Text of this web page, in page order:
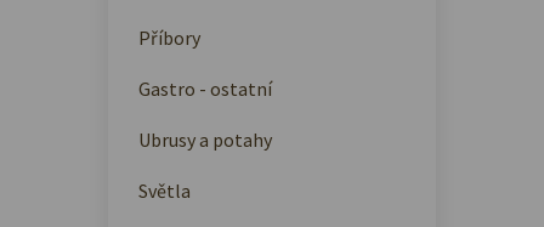
Příbory
Gastro - ostatní
Ubrusy a potahy
Světla